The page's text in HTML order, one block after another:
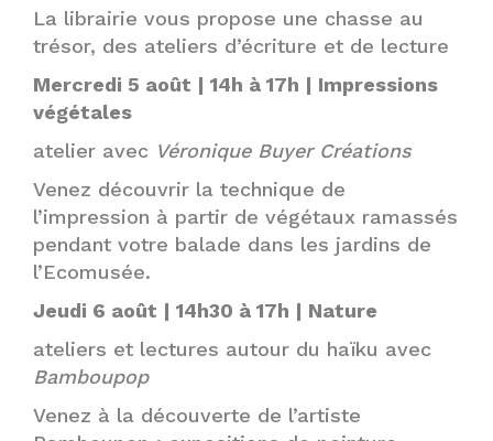
La librairie vous propose une chasse au
trésor, des ateliers d’écriture et de lecture
Mercredi 5 août | 14h à 17h | Impressions
végétales
atelier avec Véronique Buyer Créations
Venez découvrir la technique de
l’impression à partir de végétaux ramassés
pendant votre balade dans les jardins de
l’Ecomusée.
Jeudi 6 août | 14h30 à 17h | Nature
ateliers et lectures autour du haïku avec
Bamboupop
Venez à la découverte de l’artiste